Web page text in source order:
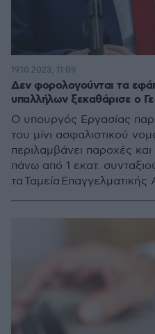
Δεν φορολογούνται τα
υπαλλήλων ξεκαθάρισε ο
Ο υπουργός Εργασίας
του μίνι ασφαλιστικού
περιλαμβάνει παροχές
πάνω από 1 εκατ.
τα Ταμεία
19.10.2023, 11:09